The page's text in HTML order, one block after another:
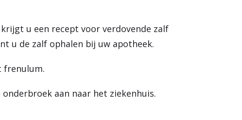
u een recept voor verdovende zalf
u de zalf ophalen bij uw apotheek.
frenulum.
aan naar het ziekenhuis.